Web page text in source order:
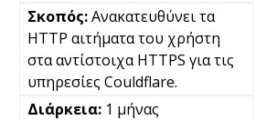
Ανακατευθύνει τα
HTTP αιτήματα του χρήστη
στα αντίστοιχα HTTPS για τις
υπηρεσίες Couldflare.
1 μήνας